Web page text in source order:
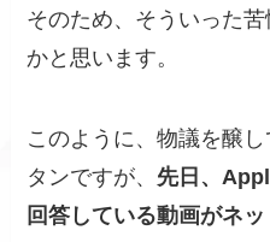
そのため、そういった
かと思います。
このように、物議を醸
タンですが、 先日、
回答している動画がネ